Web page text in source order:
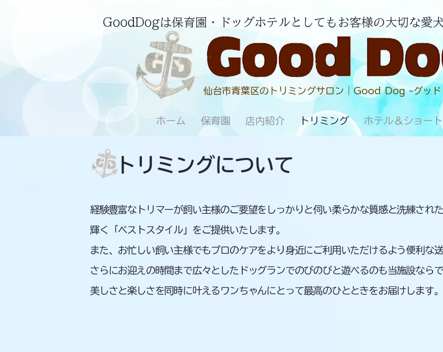
GoodDogは保育園・ドッグホテルとしてもお客様の大切な愛
仙台市青葉区のトリミングサロン｜Good Dog -グッ
ホーム 保育園 店内紹介 トリミング ホテル＆ショー
​ トリミングについて
経験豊富なトリマーが飼い主様のご要望をしっかりと伺い柔らかな質感と洗練され
輝く「ベストスタイル」をご提供いたします。
また、お忙しい飼い主様でもプロのケアをより身近にご利用いただけるよう便利な
さらにお迎えの時間まで広々としたドッグランでのびのびと遊べるのも当施設なら
美しさと楽しさを同時に叶えるワンちゃんにとって最高のひとときをお届けします。